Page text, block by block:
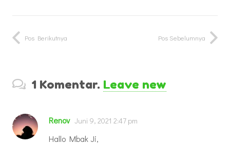
Pos Sebelumnya
Pos Berikutnya
1 Komentar. Leave new
Renov Juni 9, 2021 2:47 pm
Hallo Mbak Ji,